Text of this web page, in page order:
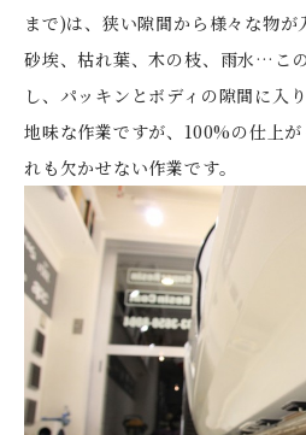
まで)は、狭い隙間から様々な物が
砂埃、枯れ葉、木の枝、雨水…こ
し、パッキンとボディの隙間に入
地味な作業ですが、100%の仕上
れも欠かせない作業です。